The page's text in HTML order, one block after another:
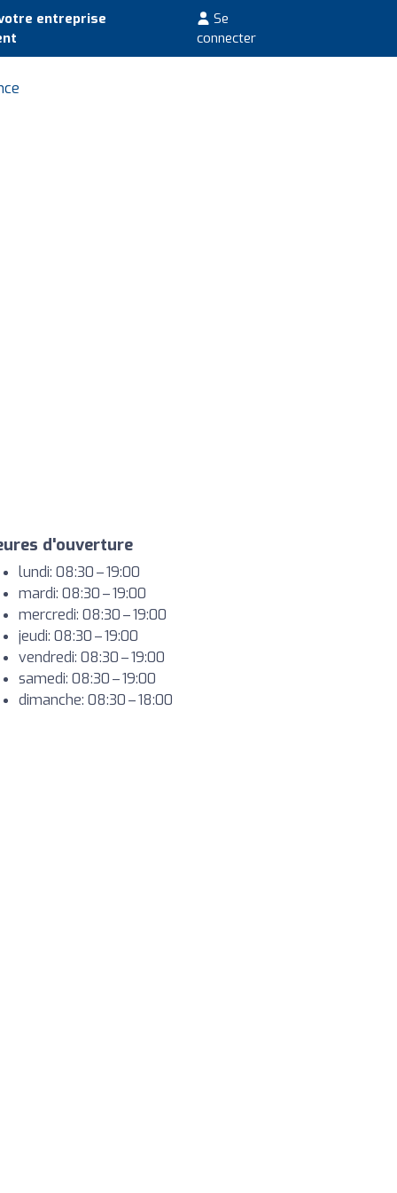
entreprise
Se
connecter
d'ouverture
lundi: 08:30 – 19:00
mardi: 08:30 – 19:00
mercredi: 08:30 – 19:00
jeudi: 08:30 – 19:00
vendredi: 08:30 – 19:00
samedi: 08:30 – 19:00
dimanche: 08:30 – 18:00